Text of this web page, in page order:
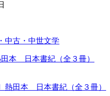
中古・中世文学
熱田本 日本書紀（全３冊）